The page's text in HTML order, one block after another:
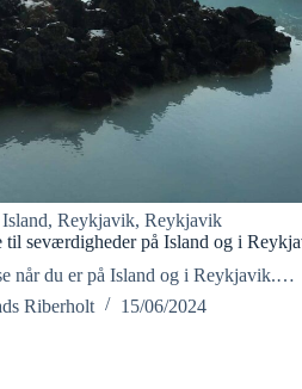
Island, Reykjavik, Reykjavik
til seværdigheder på Island og i
når du er på Island og i Reykjavik.…
Riberholt
15/06/2024